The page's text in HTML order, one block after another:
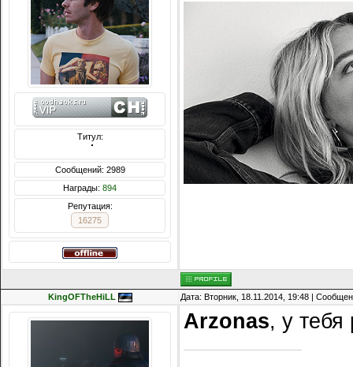
Титул:
  ̍̍̍̍̍̍̍̍̍̍̍̍̍̍̍̍̍̍̍̍̍̍̍̍̍̍̍̍̍̍̍̍̍̍̍̍̍̍̍̍̍̍̍̍̍̍
Сообщений: 2989
Награды: 894
Репутация:
16275
KingOFTheHiLL Дата: Вторник, 18.11.2014, 19:48 |
Arzonas, у тебя